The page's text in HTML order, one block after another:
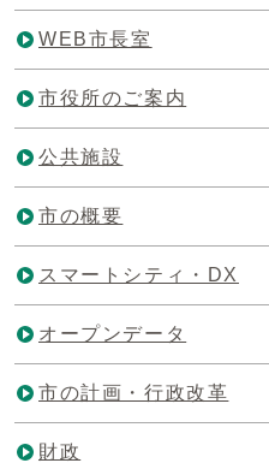
WEB市長室
市役所のご案内
公共施設
市の概要
スマートシティ・DX
オープンデータ
市の計画・行政改革
財政